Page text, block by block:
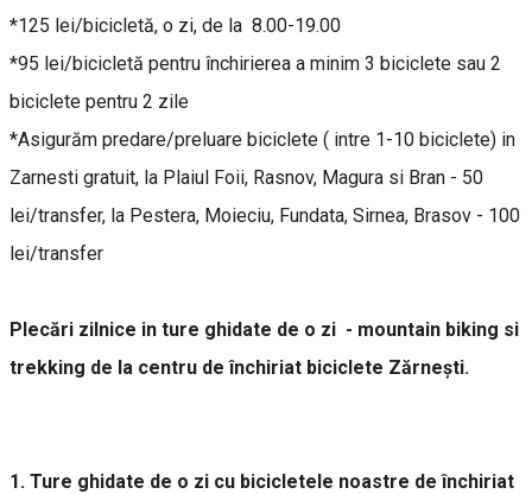
*125 lei/bicicletă, o zi, de la 8.00-19.00
*95 lei/bicicletă pentru închirierea a minim 3 biciclete sau 2
biciclete pentru 2 zile
*Asigurăm predare/preluare biciclete ( intre 1-10 biciclete) in
Zarnesti gratuit, la Plaiul Foii, Rasnov, Magura si Bran - 50
lei/transfer, la Pestera, Moieciu, Fundata, Sirnea, Brasov - 100
lei/transfer
Plecări zilnice in ture ghidate de o zi - mountain biking si
trekking de la centru de închiriat biciclete Zărnești.
1. Ture ghidate de o zi cu bicicletele noastre de închiriat